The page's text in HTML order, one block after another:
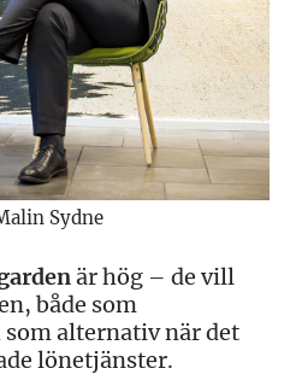
Sydne
är hög – de vill
både som
alternativ när det
lönetjänster.